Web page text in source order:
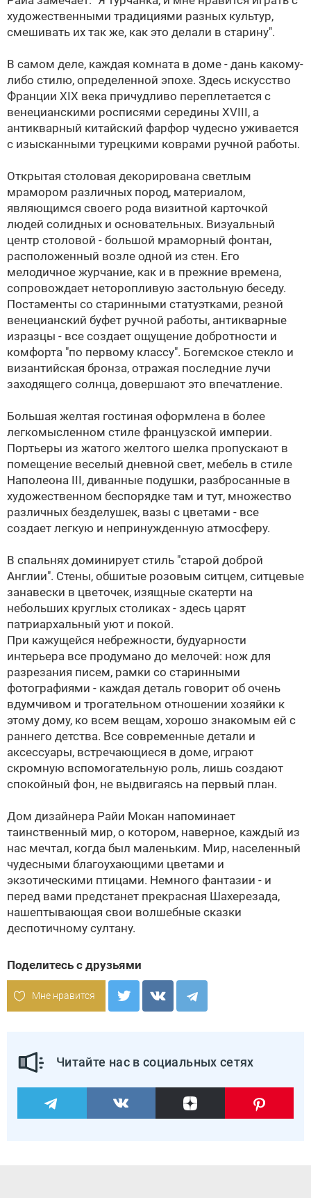
художественными традициями разных культур,
смешивать их так же, как это делали в старину".
В самом деле, каждая комната в доме - дань какому-
либо стилю, определенной эпохе. Здесь искусство
Франции XIX века причудливо переплетается с
венецианскими росписями середины XVIII, а
антикварный китайский фарфор чудесно уживается
с изысканными турецкими коврами ручной работы.
Открытая столовая декорирована светлым
мрамором различных пород, материалом,
являющимся своего рода визитной карточкой
людей солидных и основательных. Визуальный
центр столовой - большой мраморный фонтан,
расположенный возле одной из стен. Его
мелодичное журчание, как и в прежние времена,
сопровождает неторопливую застольную беседу.
Постаменты со старинными статуэтками, резной
венецианский буфет ручной работы, антикварные
изразцы - все создает ощущение добротности и
комфорта "по первому классу". Богемское стекло и
византийская бронза, отражая последние лучи
заходящего солнца, довершают это впечатление.
Большая желтая гостиная оформлена в более
легкомысленном стиле французской империи.
Портьеры из жатого желтого шелка пропускают в
помещение веселый дневной свет, мебель в стиле
Наполеона III, диванные подушки, разбросанные в
художественном беспорядке там и тут, множество
различных безделушек, вазы с цветами - все
создает легкую и непринужденную атмосферу.
В спальнях доминирует стиль "старой доброй
Англии". Стены, обшитые розовым ситцем, ситцевые
занавески в цветочек, изящные скатерти на
небольших круглых столиках - здесь царят
патриархальный уют и покой.
При кажущейся небрежности, будуарности
интерьера все продумано до мелочей: нож для
разрезания писем, рамки со старинными
фотографиями - каждая деталь говорит об очень
вдумчивом и трогательном отношении хозяйки к
этому дому, ко всем вещам, хорошо знакомым ей с
раннего детства. Все современные детали и
аксессуары, встречающиеся в доме, играют
скромную вспомогательную роль, лишь создают
спокойный фон, не выдвигаясь на первый план.
Дом дизайнера Райи Мокан напоминает
таинственный мир, о котором, наверное, каждый из
нас мечтал, когда был маленьким. Мир, населенный
чудесными благоухающими цветами и
экзотическими птицами. Немного фантазии - и
перед вами предстанет прекрасная Шахерезада,
нашептывающая свои волшебные сказки
деспотичному султану.
Поделитесь с друзьями
Мне нравится
Читайте нас в социальных сетях